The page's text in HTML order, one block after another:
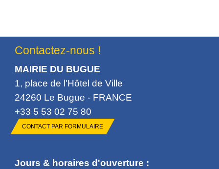
Contactez-nous !
MAIRIE DU BUGUE
1, place de l'Hôtel de Ville
24260 Le Bugue - FRANCE
+33 5 53 02 75 80
CONTACT PAR FORMULAIRE
Jours & horaires d'ouverture :